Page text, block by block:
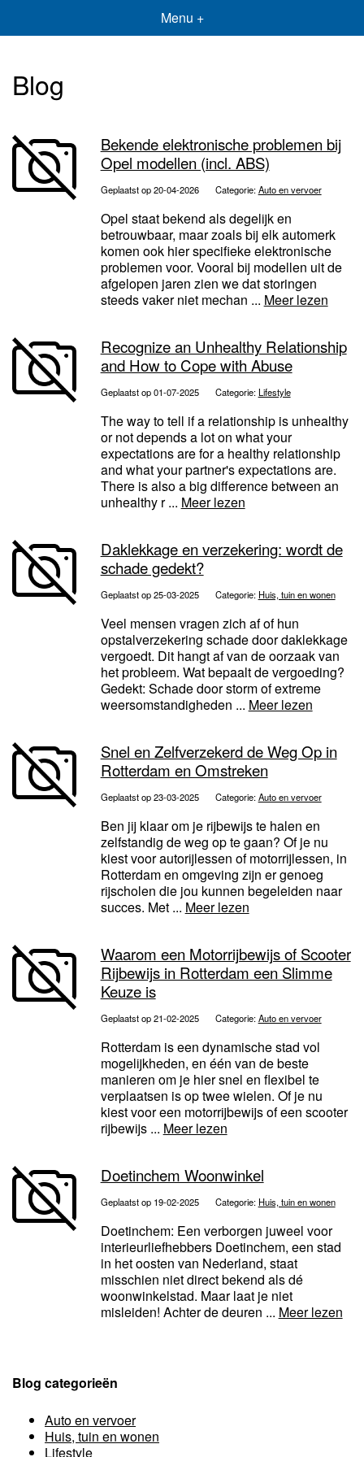
Menu +
Blog
Bekende elektronische problemen bij
Opel modellen (incl. ABS)
Geplaatst op 20-04-2026 Categorie:Auto en vervoer
Opel staat bekend als degelijk en
betrouwbaar, maar zoals bij elk automerk
komen ook hier specifieke elektronische
problemen voor. Vooral bij modellen uit de
afgelopen jaren zien we dat storingen
steeds vaker niet mechan ... Meer lezen
Recognize an Unhealthy Relationship
and How to Cope with Abuse
Geplaatst op 01-07-2025 Categorie:Lifestyle
The way to tell if a relationship is unhealthy
or not depends a lot on what your
expectations are for a healthy relationship
and what your partner's expectations are.
There is also a big difference between an
unhealthy r ... Meer lezen
Daklekkage en verzekering: wordt de
schade gedekt?
Geplaatst op 25-03-2025 Categorie: Huis, tuin en wonen
Veel mensen vragen zich af of hun
opstalverzekering schade door daklekkage
vergoedt. Dit hangt af van de oorzaak van
het probleem. Wat bepaalt de vergoeding?
Gedekt: Schade door storm of extreme
weersomstandigheden ... Meer lezen
Snel en Zelfverzekerd de Weg Op in
Rotterdam en Omstreken
Geplaatst op 23-03-2025 Categorie:Auto en vervoer
Ben jij klaar om je rijbewijs te halen en
zelfstandig de weg op te gaan? Of je nu
kiest voor autorijlessen of motorrijlessen, in
Rotterdam en omgeving zijn er genoeg
rijscholen die jou kunnen begeleiden naar
succes. Met ... Meer lezen
Waarom een Motorrijbewijs of Scooter
Rijbewijs in Rotterdam een Slimme
Keuze is
Geplaatst op 21-02-2025 Categorie:Auto en vervoer
Rotterdam is een dynamische stad vol
mogelijkheden, en één van de beste
manieren om je hier snel en flexibel te
verplaatsen is op twee wielen. Of je nu
kiest voor een motorrijbewijs of een scooter
rijbewijs ... Meer lezen
Doetinchem Woonwinkel
Geplaatst op 19-02-2025 Categorie: Huis, tuin en wonen
Doetinchem: Een verborgen juweel voor
interieurliefhebbers Doetinchem, een stad
in het oosten van Nederland, staat
misschien niet direct bekend als dé
woonwinkelstad. Maar laat je niet
misleiden! Achter de deuren ... Meer lezen
Blog categorieën
Auto en vervoer
Huis, tuin en wonen
Lifestyle